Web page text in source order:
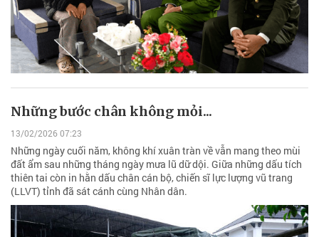
Những bước chân không mỏi...
13/02/2026 07:23
Những ngày cuối năm, không khí xuân tràn về vẫn mang theo mùi
đất ẩm sau những tháng ngày mưa lũ dữ dội. Giữa những dấu tích
thiên tai còn in hằn dấu chân cán bộ, chiến sĩ lực lượng vũ trang
(LLVT) tỉnh đã sát cánh cùng Nhân dân.